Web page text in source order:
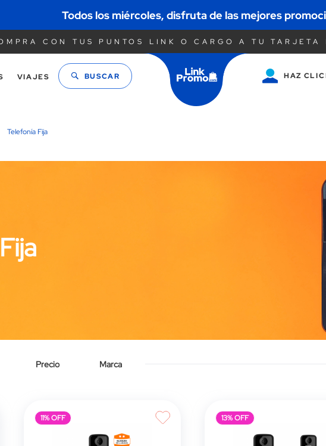
Todos los miércoles, disfruta de las mejores
CON TUS PUNTOS LINK O CARGO A TU TARJETA
VIAJES BUSCAR HAZ
Saltar
Telefonía Fija
Precio Marca
11% OFF 13% OFF